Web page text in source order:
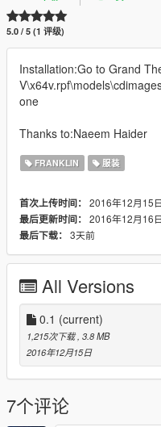
5.0 / 5 (1 评级)
Installation:Go to Grand
one
Thanks to:Naeem Haider
FRANKLIN 服装
首次上传时间： 2016年12月15日
最后更新时间： 2016年12月16日
最后下载： 3天前
All Versions
0.1 (current)
1,215次下载, 3.8 MB
2016年12月15日
7个评论